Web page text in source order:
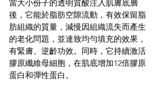
當大小份子的透明質酸注入肌膚底層
後，它能於脂肪空隙流動，有效保留脂
肪組織的質量，減慢因組織流失而產生
的老化問題，並達致均勻填充的效果，
有緊膚、逆齡功效。同時，它持續激活
膠原纖維母細胞，在肌底增加12倍膠原
蛋白和彈性蛋白。